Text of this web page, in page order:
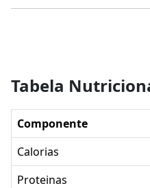
Tabela
Componente
Calorias
Proteinas